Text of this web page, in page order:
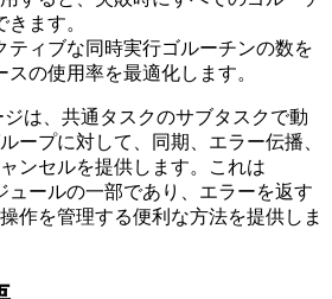
ます。
ティブな同時実行ゴルーチンの数を
の使用率を最適化します。
は、共通タスクのサブタスクで動
ープに対して、同期、エラー伝播、
ンセルを提供します。これは
ュールの一部であり、エラーを返す
作を管理する便利な方法を提供しま